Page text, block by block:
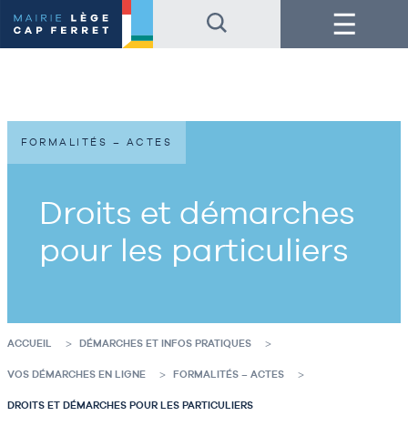
au
contenu
de
au
pied
de
Menu
Droits et démarches
pour les particuliers
FORMALITÉS – ACTES
ACCUEIL DÉMARCHES ET INFOS PRATIQUES
VOS DÉMARCHES EN LIGNE FORMALITÉS – ACTES
DROITS ET DÉMARCHES POUR LES PARTICULIERS